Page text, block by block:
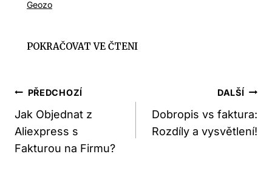
Navigace
Pro
Příspěvek
PŘEDCHOZÍ
Jak Objednat z
Aliexpress s
Fakturou na Firmu?
DALŠÍ
Dobropis vs faktura:
Rozdíly a vysvětlení!